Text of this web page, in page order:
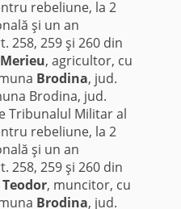
rebeliune, la 2
şi un an
258, 259 şi 260 din
, agricultor, cu
Brodina, jud.
Brodina, jud.
Tribunalul Militar al
rebeliune, la 2
şi un an
258, 259 şi 260 din
, muncitor, cu
Brodina, jud.